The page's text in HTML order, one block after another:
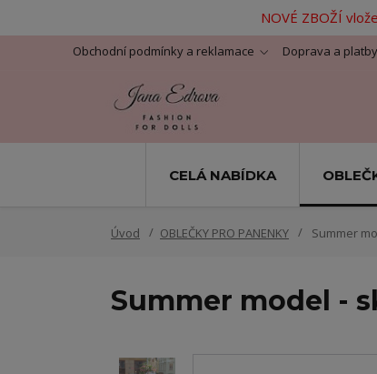
NOVÉ ZBOŽÍ
Obchodní podmínky a reklamace Doprava a platby
CELÁ NABÍDKA
Úvod OBLEČKY PRO PANENKY Summer
Summer model -